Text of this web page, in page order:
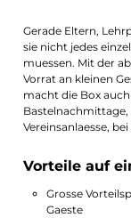
Gerade Eltern,
sie nicht jedes
muessen. Mit der
Vorrat an kleinen
macht die Box
Vereinsanlaesse,
Vorteile auf
Grosse
Gaeste